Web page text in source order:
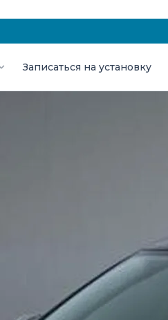
Записаться на установку